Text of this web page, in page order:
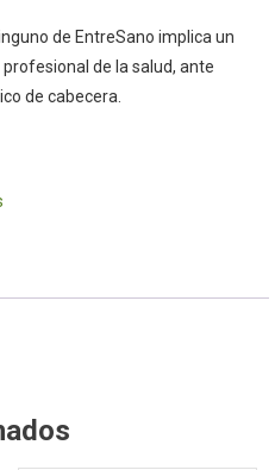
de EntreSano implica un
de la salud, ante
de cabecera.